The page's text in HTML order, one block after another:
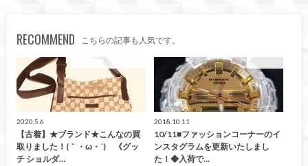
RECOMMEND こちらの記事も人気です。
2020.5.6
【古着】★ブランド★こんなの買
取りました！(｀・ω・´)ゞ《グッ
チ ショルダ…
2018.10.11
10/11■ファッションコーナーのイ
ンスタグラムを更新いたしまし
た！◆入荷で…